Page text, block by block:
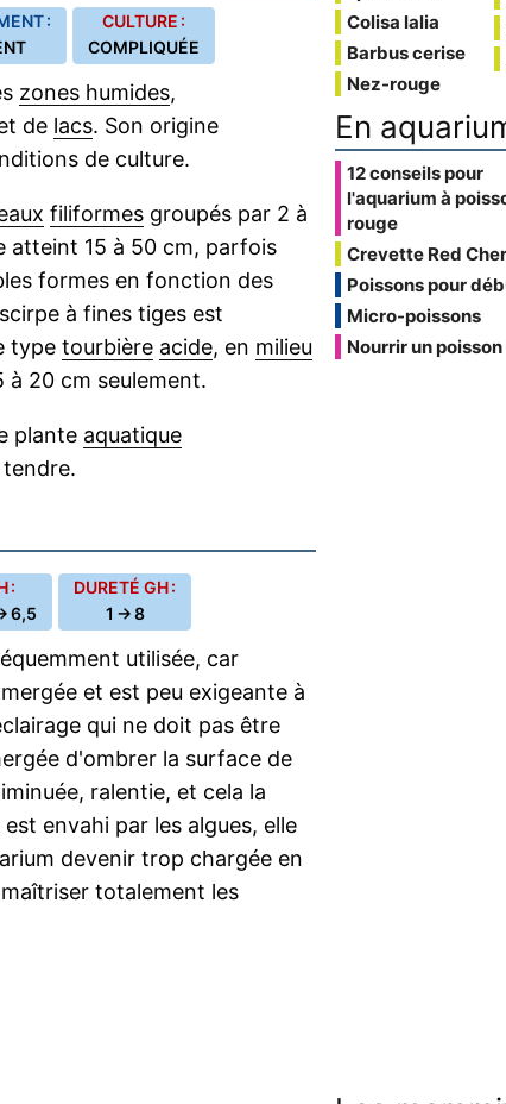
:
CULTURE :
COMPLIQUÉE
zones humides,
de lacs. Son origine
de culture.
filiformes groupés par 2 à
atteint 15 à 50 cm, parfois
formes en fonction des
à fines tiges est
type tourbière acide, en milieu
à 20 cm seulement.
plante aquatique
:
6,5
DURETÉ GH :
1 → 8
utilisée, car
et est peu exigeante à
qui ne doit pas être
d'ombrer la surface de
ralentie, et cela la
envahi par les algues, elle
devenir trop chargée en
totalement les
Colisa lalia
Barbus cerise
Nez-rouge
En
12 conseils pour
l'aquarium à
rouge
Crevette Red
Poissons pour
Micro-poissons
Nourrir un poisson